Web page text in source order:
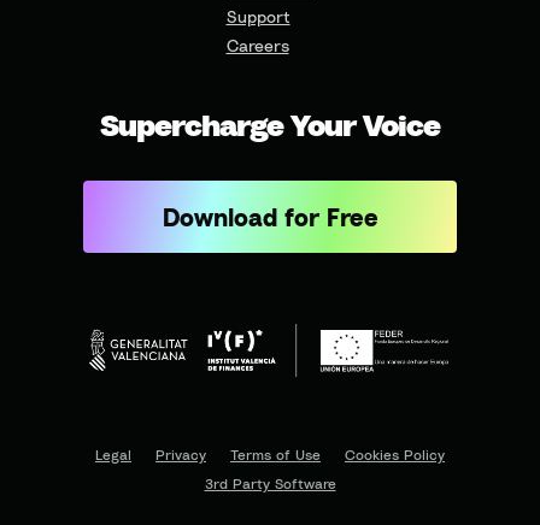
Support
Careers
Supercharge Your Voice
Download for Free
Legal Privacy Terms of Use
Cookies Policy
3rd Party Software